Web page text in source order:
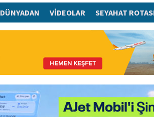
DÜNYADAN VİDEOLAR SEYAHAT